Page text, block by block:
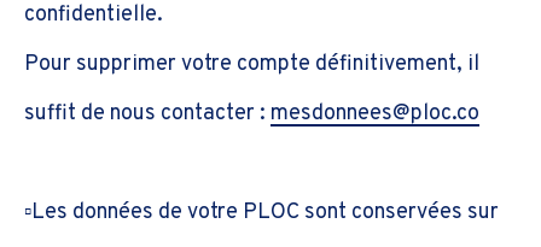
confidentielle.
Pour supprimer votre compte définitivement, il
suffit de nous contacter : mesdonnees@ploc.co
▫️Les données de votre PLOC sont conservées sur